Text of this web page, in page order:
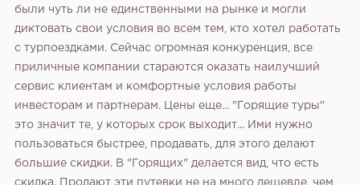
были чуть ли не единственными на рынке и могли
диктовать свои условия во всем тем, кто хотел работать
с турпоездками. Сейчас огромная конкуренция, все
приличные компании стараются оказать наилучший
сервис клиентам и комфортные условия работы
инвесторам и партнерам. Цены еще... "Горящие туры"
это значит те, у которых срок выходит... Ими нужно
пользоваться быстрее, продавать, для этого делают
большие скидки. В "Горящих" делается вид, что есть
скидка. Продают эти путевки не на много дешевле, чем